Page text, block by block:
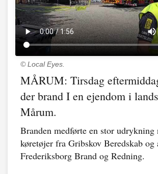
© Local Eyes.
MÅRUM: Tirsdag
der brand I en ejendom i
Mårum.
Branden medførte en stor udrykning
køretøjer fra Gribskov Beredskab og
Frederiksborg Brand og Redning.